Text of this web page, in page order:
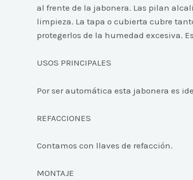
al frente de la jabonera. Las pilan
limpieza. La tapa o cubierta cubre
protegerlos de la humedad excesiva.
USOS PRINCIPALES
Por ser automática esta jabonera es
REFACCIONES
Contamos con llaves de refacción.
MONTAJE